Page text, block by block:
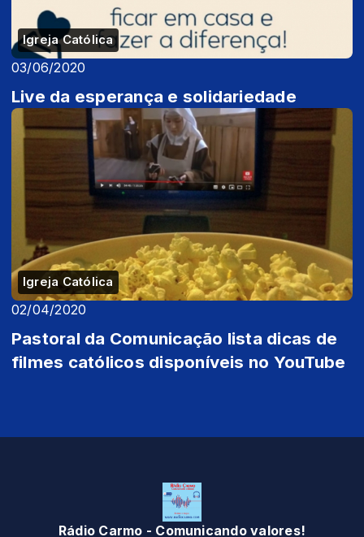
Igreja Católica
03/06/2020
Live da esperança e solidariedade
Igreja Católica
02/04/2020
Pastoral da Comunicação lista dicas de
filmes católicos disponíveis no YouTube
Rádio Carmo - Comunicando valores!